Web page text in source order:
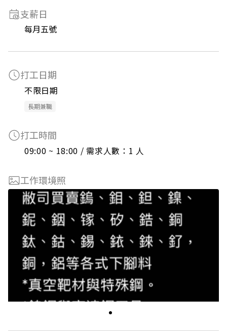
支薪日
每月五號
打工日期
不限日期
長期兼職
打工時間
09:00 ~ 18:00 / 需求人數：1 人
工作環境照